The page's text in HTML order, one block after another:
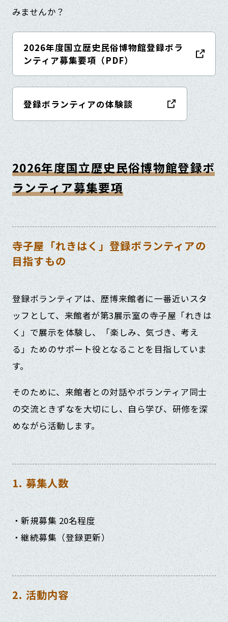
みませんか？
2026年度国立歴史民俗博物館登録ボラ
ンティア募集要項（PDF）
登録ボランティアの体験談
2026年度国立歴史民俗博物館登録ボ
ランティア募集要項
寺子屋「れきはく」登録ボランティアの
目指すもの
登録ボランティアは、歴博来館者に一番近いスタ
ッフとして、来館者が第3展示室の寺子屋「れきは
く」で展示を体験し、「楽しみ、気づき、考え
る」ためのサポート役となることを目指していま
す。
そのために、来館者との対話やボランティア同士
の交流ときずなを大切にし、自ら学び、研修を深
めながら活動します。
1. 募集人数
・新規募集 20名程度
・継続募集（登録更新）
2. 活動内容